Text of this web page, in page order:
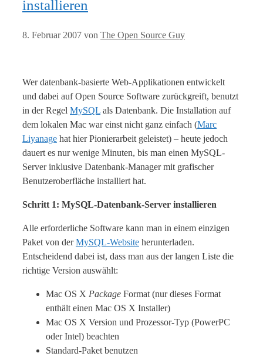
installieren
8. Februar 2007 von The Open Source Guy
Wer datenbank-basierte Web-Applikationen entwickelt
und dabei auf Open Source Software zurückgreift, benutzt
in der Regel MySQL als Datenbank. Die Installation auf
dem lokalen Mac war einst nicht ganz einfach (Marc
Liyanage hat hier Pionierarbeit geleistet) – heute jedoch
dauert es nur wenige Minuten, bis man einen MySQL-
Server inklusive Datenbank-Manager mit grafischer
Benutzeroberfläche installiert hat.
Schritt 1: MySQL-Datenbank-Server installieren
Alle erforderliche Software kann man in einem einzigen
Paket von derMySQL-Website herunterladen.
Entscheidend dabei ist, dass man aus der langen Liste die
richtige Version auswählt:
Mac OS X Package Format (nur dieses Format
enthält einen Mac OS X Installer)
Mac OS X Version und Prozessor-Typ (PowerPC
oder Intel) beachten
Standard-Paket benutzen